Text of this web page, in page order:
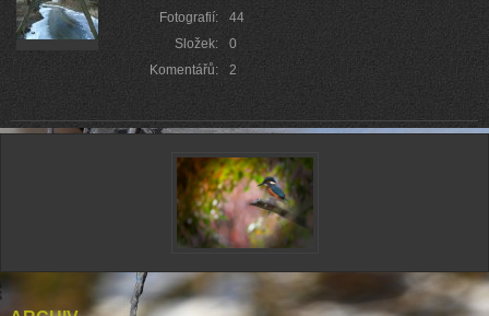
Fotografií:
44
Složek:
0
Komentářů:
2